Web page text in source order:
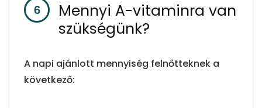
Mennyi A-vitaminra van
szükségünk?
A napi ajánlott mennyiség felnőtteknek a
következő: